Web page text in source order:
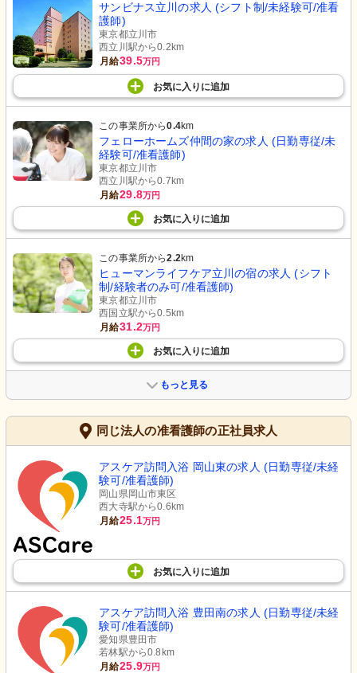
サンビナス立川の求人 (シフト制/未経験可/准看
護師)
東京都立川市
西立川駅から0.2km
月給39.5万円
お気に入り に追加
この事業所から0.4km
フェローホームズ仲間の家の求人 (日勤専従/未
経験可/准看護師)
東京都立川市
西立川駅から0.7km
月給29.8万円
お気に入り に追加
この事業所から2.2km
ヒューマンライフケア立川の宿の求人 (シフト
制/経験者のみ可/准看護師)
東京都立川市
西国立駅から0.5km
月給31.2万円
お気に入り に追加
もっと見る
同じ法人の准看護師の正社員求人
アスケア訪問入浴 岡山東の求人 (日勤専従/未経
験可/准看護師)
岡山県岡山市東区
西大寺駅から0.6km
月給25.1万円
お気に入り に追加
アスケア訪問入浴 豊田南の求人 (日勤専従/未経
験可/准看護師)
愛知県豊田市
若林駅から0.8km
月給25.9万円